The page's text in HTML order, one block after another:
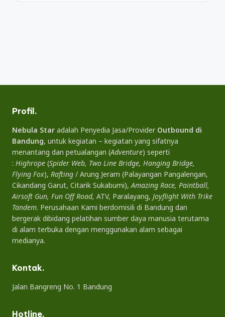
Profil.
Nebula Star adalah Penyedia Jasa/Provider Outbound di
Bandung, untuk kegiatan – kegiatan yang sifatnya
menantang dan petualangan (Adventure) seperti
: Highrope (Spider Web, Two Line Bridge, Hanging Bridge,
Flying Fox), Rafting / Arung Jeram (Palayangan Pangalengan,
Cikandang Garut, Citarik Sukabumi),Amazing Race, Paintball,
Airsoft Gun, Fun Off Road, ATV, Paralayang, Joyflight With Trike
Tandem. Perusahaan Kami berdomisili di Bandung dan
bergerak dibidang pelatihan sumber daya manusia terutama
di alam terbuka dengan menggunakan alam sebagai
medianya.
Kontak.
Jalan Bangreng No. 1 Bandung
Hotline.